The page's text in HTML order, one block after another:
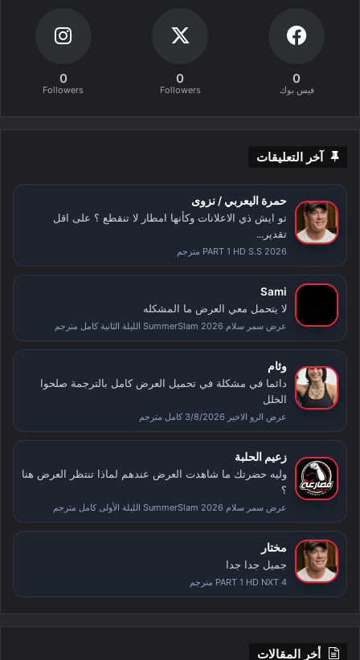
0
فيس بوك
0
Followers
0
Followers
آخر التعليقات
حمرة اليعربي / نزوى
تو ايش ذي الاعلانات وكأنها امطار لا تنقطع ؟ على اقل
تقدير...
PART 1 HD S.S 2026 مترجم
Sami
لا يتحمل معي العرض ما المشكله
عرض سمر سلام SummerSlam 2026 الليلة الثانية كامل مترجم
وئام
دائما في مشكلة في تحميل العرض كامل بالترجمة صلحوا
الخلل
عرض الرو الاخير 3/8/2026 كامل مترجم
زعيم الحلبة
وليه حضرتك ما شاهدت العرض عندهم لماذا تنتظر العرض هنا
؟
عرض سمر سلام SummerSlam 2026 الليلة الأولى كامل مترجم
مختار
جميل جدا جدا
PART 1 HD NXT 4 مترجم
أخر المقالات